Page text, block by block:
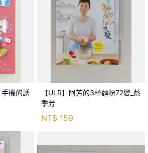
手機的誘
【ULR】阿芳的3杯麵粉72變_蔡
季芳
NT$ 159